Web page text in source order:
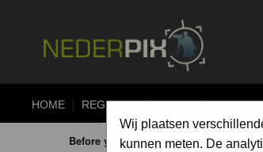
HOME REGISTER FORUM UPLOAD
Wij plaatsen
kunnen meten. De
Before you ask your question:please